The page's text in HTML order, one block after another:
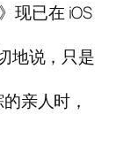
现已在 iOS
地说，只是
亲人时，